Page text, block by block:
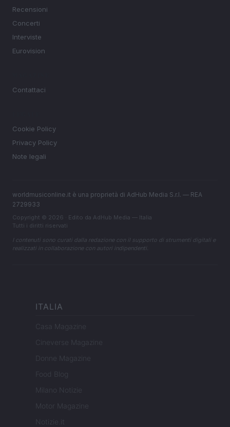
Recensioni
Concerti
Interviste
Eurovision
Contattaci
Cookie Policy
Privacy Policy
Note legali
worldmusiconline.it è una proprietà di AdHub Media S.r.l. — REA
2729933
Copyright © 2026 · Edito da AdHub Media — Italia
Tutti i diritti riservati
I contenuti sono curati dalla redazione con il supporto di strumenti digitali e
realizzati in collaborazione con autori indipendenti.
ITALIA
Casa Magazine
Cineverse Magazine
Donne Magazine
Food Blog
Milano Notizie
Motor Magazine
Notizie.it